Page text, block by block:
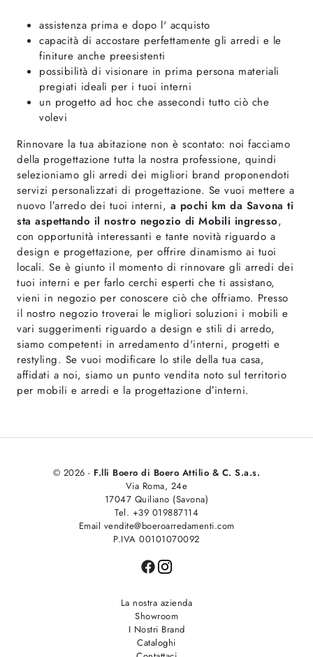
assistenza prima e dopo l' acquisto
capacità di accostare perfettamente gli arredi e le
finiture anche preesistenti
possibilità di visionare in prima persona materiali
pregiati ideali per i tuoi interni
un progetto ad hoc che assecondi tutto ciò che
volevi
Rinnovare la tua abitazione non è scontato: noi facciamo
della progettazione tutta la nostra professione, quindi
selezioniamo gli arredi dei migliori brand proponendoti
servizi personalizzati di progettazione. Se vuoi mettere a
nuovo l’arredo dei tuoi interni, a pochi km da Savona ti
sta aspettando il nostro negozio di Mobili ingresso,
con opportunità interessanti e tante novità riguardo a
design e progettazione, per offrire dinamismo ai tuoi
locali. Se è giunto il momento di rinnovare gli arredi dei
tuoi interni e per farlo cerchi esperti che ti assistano,
vieni in negozio per conoscere ciò che offriamo. Presso
il nostro negozio troverai le migliori soluzioni i mobili e
vari suggerimenti riguardo a design e stili di arredo,
siamo competenti in arredamento d'interni, progetti e
restyling. Se vuoi modificare lo stile della tua casa,
affidati a noi, siamo un punto vendita noto sul territorio
per mobili e arredi e la progettazione d’interni.
© 2026 - F.lli Boero di Boero Attilio & C. S.a.s.
Via Roma, 24e
17047 Quiliano (Savona)
Tel. +39 019887114
Email vendite@boeroarredamenti.com
P.IVA 00101070092
La nostra azienda
Showroom
I Nostri Brand
Cataloghi